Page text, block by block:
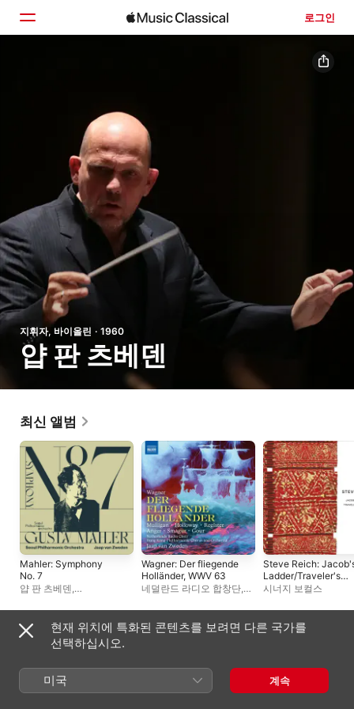
로그인
둘러보기
지휘자, 바이올린 · 1960
얍 판 츠베덴
최신 앨범
Mahler: Symphony
No. 7
얍 판 츠베덴,
Wagner: Der fliegende
Holländer, WWV 63
네덜란드 라디오 합창단,
츠베덴,홍콩 필하모닉
오케스트라 ,제니퍼
홀로웨이,Ain Anger,
홍콩 필하모닉 코러스,
Brian Mulligan
Steve Reich:
Ladder/Traveler's
Prayer
시너지 보컬스
플레이리스트
현재 위치에 특화된 콘텐츠를 보려면 다른 국가를
선택하십시오.
미국 계속